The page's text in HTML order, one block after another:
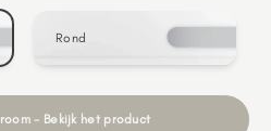
Rond
- Bekijk het product